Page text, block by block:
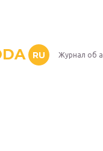
RU Журнал об